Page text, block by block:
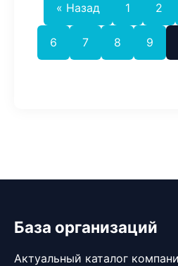
« Назад 1 2
6 7 8 9
База организаций
Актуальный каталог